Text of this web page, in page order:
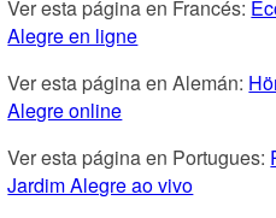
Ver esta página en Francés:
Alegre en ligne
Ver esta página en Alemán:
Alegre online
Ver esta página en Portugues:
Jardim Alegre ao vivo